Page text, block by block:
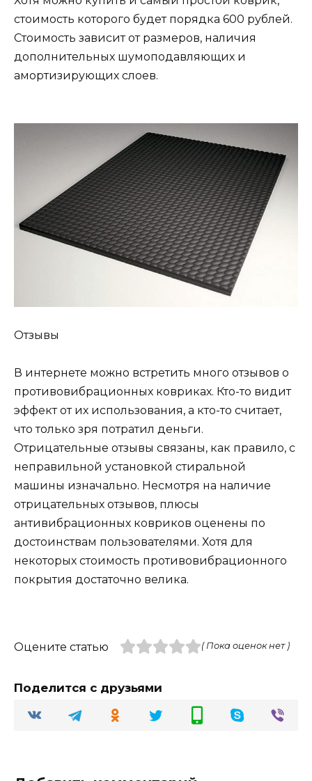
стоимость которого будет порядка 600 рублей.
Стоимость зависит от размеров, наличия
дополнительных шумоподавляющих и
амортизирующих слоев.
Отзывы
В интернете можно встретить много отзывов о
противовибрационных ковриках. Кто-то видит
эффект от их использования, а кто-то считает,
что только зря потратил деньги.
Отрицательные отзывы связаны, как правило, с
неправильной установкой стиральной
машины изначально. Несмотря на наличие
отрицательных отзывов, плюсы
антивибрационных ковриков оценены по
достоинствам пользователями. Хотя для
некоторых стоимость противовибрационного
покрытия достаточно велика.
Оцените статью ( Пока оценок нет )
Поделится с друзьями